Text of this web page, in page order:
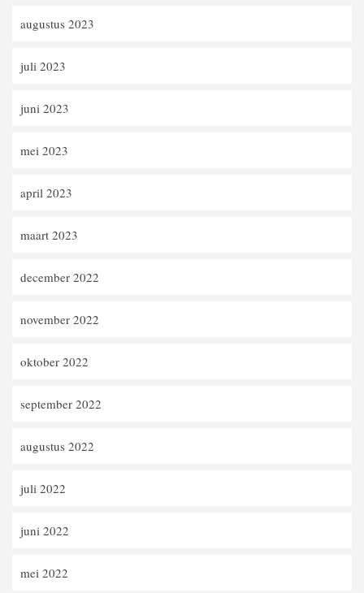
augustus 2023
juli 2023
juni 2023
mei 2023
april 2023
maart 2023
december 2022
november 2022
oktober 2022
september 2022
augustus 2022
juli 2022
juni 2022
mei 2022